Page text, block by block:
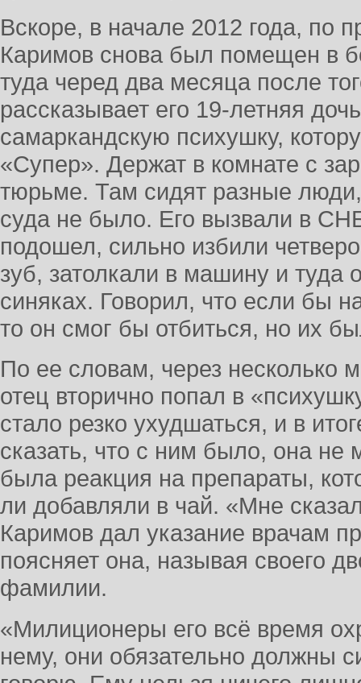
Вскоре, в начале 2012 года, по
Каримов снова был помещен в
туда черед два месяца после
рассказывает его 19-летняя
самаркандскую психушку,
«Супер». Держат в комнате с
тюрьме. Там сидят разные
суда не было. Его вызвали в
подошел, сильно избили
зуб, затолкали в машину и туда
синяках. Говорил, что если бы
то он смог бы отбиться, но их
По ее словам, через несколько
отец вторично попал в
стало резко ухудшаться, и в
сказать, что с ним было, она не
была реакция на препараты,
ли добавляли в чай. «Мне
Каримов дал указание врачам
поясняет она, называя своего
фамилии.
«Милиционеры его всё время
нему, они обязательно должны